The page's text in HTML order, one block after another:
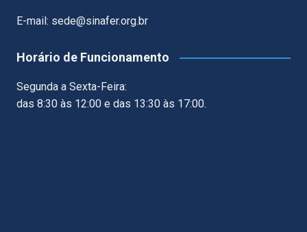
E-mail: sede@sinafer.org.br
Horário de Funcionamento
Segunda a Sexta-Feira:
das 8:30 às 12:00 e das 13:30 às 17:00.